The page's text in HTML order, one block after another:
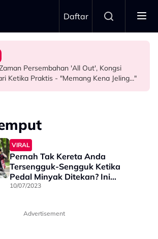
Daftar
Komposer Sze Wan Meninggal Dunia,
Too Soon”
Persembahan 'All Out', Kongsi
Ketika Praktis - "Memang Kena Jeling..."
Ego, Adzrin Adzhar 'Back-Up' Awie -
Yang..."
Anak Perempuan Kedua, Beri
VIRAL
Pernah Tak Kereta Anda
Tersengguk-Sengguk Ketika
Pedal Minyak Ditekan? Ini
Sebabnya…
10/07/2023
Advertisement